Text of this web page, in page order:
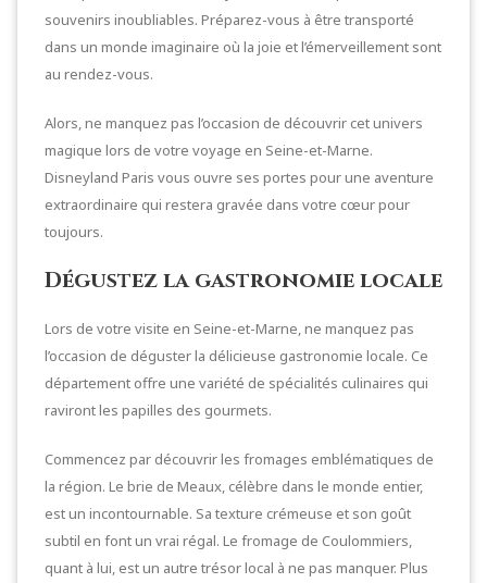
souvenirs inoubliables. Préparez-vous à être transporté
dans un monde imaginaire où la joie et l’émerveillement sont
au rendez-vous.
Alors, ne manquez pas l’occasion de découvrir cet univers
magique lors de votre voyage en Seine-et-Marne.
Disneyland Paris vous ouvre ses portes pour une aventure
extraordinaire qui restera gravée dans votre cœur pour
toujours.
Dégustez la gastronomie locale
Lors de votre visite en Seine-et-Marne, ne manquez pas
l’occasion de déguster la délicieuse gastronomie locale. Ce
département offre une variété de spécialités culinaires qui
raviront les papilles des gourmets.
Commencez par découvrir les fromages emblématiques de
la région. Le brie de Meaux, célèbre dans le monde entier,
est un incontournable. Sa texture crémeuse et son goût
subtil en font un vrai régal. Le fromage de Coulommiers,
quant à lui, est un autre trésor local à ne pas manquer. Plus